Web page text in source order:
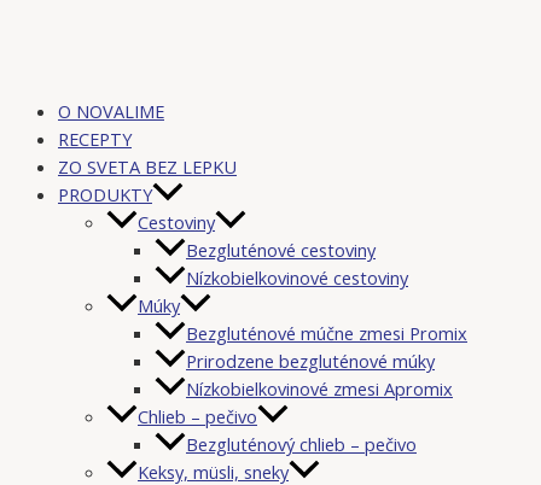
O NOVALIME
RECEPTY
ZO SVETA BEZ LEPKU
PRODUKTY
Cestoviny
Bezgluténové cestoviny
Nízkobielkovinové cestoviny
Múky
Bezgluténové múčne zmesi Promix
Prirodzene bezgluténové múky
Nízkobielkovinové zmesi Apromix
Chlieb – pečivo
Bezgluténový chlieb – pečivo
Keksy, müsli, sneky